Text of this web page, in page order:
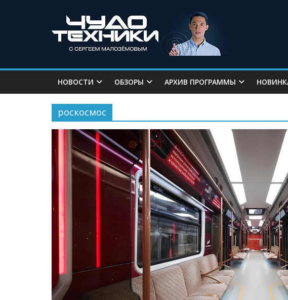
НОВОСТИ ОБЗОРЫ АРХИВ ПРОГРАММЫ
роскосмос